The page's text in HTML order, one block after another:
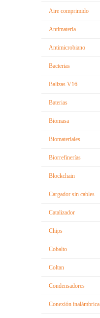
Aire comprimido
Antimateria
Antimicrobiano
Bacterias
Balizas V16
Baterias
Biomasa
Biomateriales
Biorrefinerías
Blockchain
Cargador sin cables
Catalizador
Chips
Cobalto
Coltan
Condensadores
Conexión inalámbrica